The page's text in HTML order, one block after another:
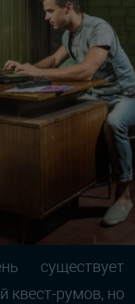
существует
квест-румов, но